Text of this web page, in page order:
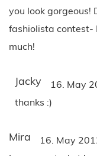
you look gorgeous!
fashiolista contest-
much!
Jacky 16. May
thanks :)
Mira 16. May